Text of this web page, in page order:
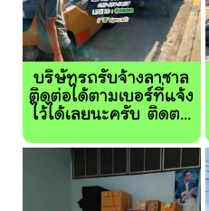
บริษัทรถรับจ้างลาซาล
ติดต่อได้ตามเบอร์ที่แจ้ง
ไว้ได้เลยนะครับ ติดต...